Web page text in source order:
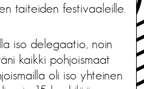
taiteiden festivaaleille.
iso delegaatio, noin
kaikki pohjoismaat
oli iso yhteinen